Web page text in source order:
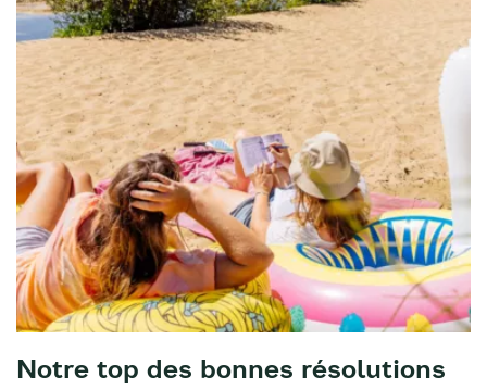
Notre top des bonnes résolutions